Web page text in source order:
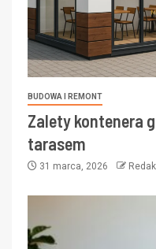
BUDOWA I REMONT
Zalety kontenera
tarasem
31 marca, 2026